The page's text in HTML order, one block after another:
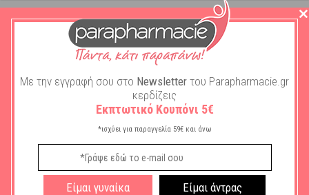
Χαρακτηριστικά
Μάρκα: Vitabiotics
Vit D
Πολυβιταμίνη
Συμπληρώματος
Με την εγγραφή σου στο Newsletter του Parapharmacie.gr
κερδίζεις
Εκπτωτικό Κουπόνι 5€
*ισχύει για παραγγελία 59€ και άνω
Είμαι γυναίκα Είμαι άντρας